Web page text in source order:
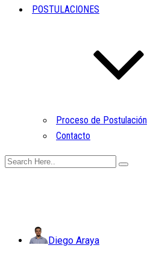
POSTULACIONES
Proceso de Postulación
Contacto
Diego Araya